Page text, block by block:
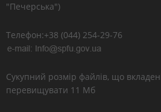
"Печерська")
Телефон:+38 (044) 254-29-76
Сукупний розмір файлів, що
перевищувати 11 Мб